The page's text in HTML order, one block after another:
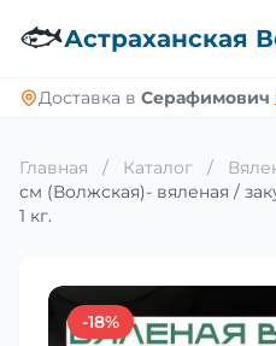
🐟Астраханская
Доставка в Серафимович
Главная / Каталог /
см (Волжская)- вяленая /
1 кг.
-18%